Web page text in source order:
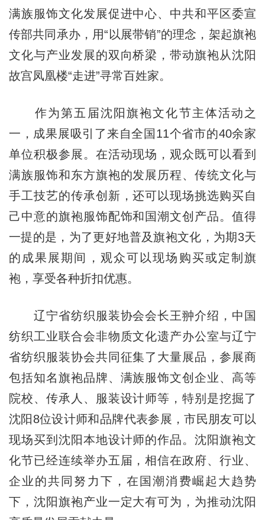
满族服饰文化发展促进中心、中共和平区委宣
传部共同承办，用“以展带销”的理念，架起旗袍
文化与产业发展的双向桥梁，带动旗袍从沈阳
故宫凤凰楼“走进”寻常百姓家。
作为第五届沈阳旗袍文化节主体活动之
一，成果展吸引了来自全国11个省市的40余家
单位积极参展。在活动现场，观众既可以看到
满族服饰和东方旗袍的发展历程、传统文化与
手工技艺的传承创新，还可以现场挑选购买自
己中意的旗袍服饰配饰和国潮文创产品。值得
一提的是，为了更好地普及旗袍文化，为期3天
的成果展期间，观众可以现场购买或定制旗
袍，享受各种折扣优惠。
辽宁省纺织服装协会会长王翀介绍，中国
纺织工业联合会非物质文化遗产办公室与辽宁
省纺织服装协会共同征集了大量展品，参展商
包括知名旗袍品牌、满族服饰文创企业、高等
院校、传承人、服装设计师等，特别是挖掘了
沈阳8位设计师和品牌代表参展，市民朋友可以
现场买到沈阳本地设计师的作品。沈阳旗袍文
化节已经连续举办五届，相信在政府、行业、
企业的共同努力下，在国潮消费崛起大趋势
下，沈阳旗袍产业一定大有可为，为推动沈阳